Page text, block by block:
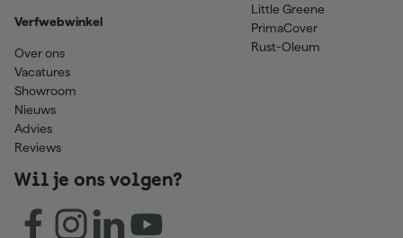
Verfwebwinkel
Over ons
Vacatures
Showroom
Nieuws
Advies
Reviews
Little Greene
PrimaCover
Rust-Oleum
Wil je ons volgen?